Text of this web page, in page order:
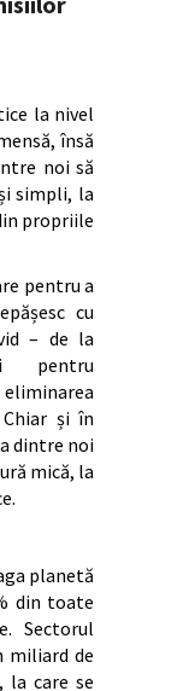
la nivel
însă
noi să
simpli, la
propriile
pentru a
cu
– de la
pentru
și în
dintre noi
mică, la
planetă
din toate
Sectorul
miliard de
la care se